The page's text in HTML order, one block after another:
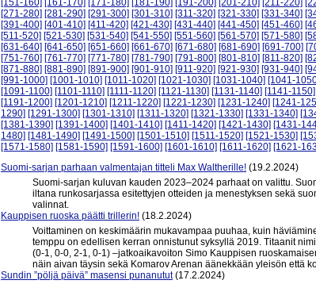
[151-160] [161-170] [171-180] [181-190] [191-200] [201-210] [211-220]
[271-280] [281-290] [291-300] [301-310] [311-320] [321-330] [331-340]
[391-400] [401-410] [411-420] [421-430] [431-440] [441-450] [451-460]
[511-520] [521-530] [531-540] [541-550] [551-560] [561-570] [571-580]
[631-640] [641-650] [651-660] [661-670] [671-680] [681-690] [691-700]
[751-760] [761-770] [771-780] [781-790] [791-800] [801-810] [811-820]
[871-880] [881-890] [891-900] [901-910] [911-920] [921-930] [931-940]
[991-1000] [1001-1010] [1011-1020] [1021-1030] [1031-1040] [1041-
[1091-1100] [1101-1110] [1111-1120] [1121-1130] [1131-1140] [1141-1150]
[1191-1200] [1201-1210] [1211-1220] [1221-1230] [1231-1240] [1241-
1290] [1291-1300] [1301-1310] [1311-1320] [1321-1330] [1331-1340]
[1381-1390] [1391-1400] [1401-1410] [1411-1420] [1421-1430] [1431-
1480] [1481-1490] [1491-1500] [1501-1510] [1511-1520] [1521-1530]
[1571-1580] [1581-1590] [1591-1600] [1601-1610] [1611-1620] [1621-
Suomi-sarjan parhaan valmentajan titteli Max Waltherille! (19.2.2024)
Suomi-sarjan kuluvan kauden 2023–2024 parhaat on valittu.
iltana runkosarjassa esitettyjen otteiden ja menestyksen sekä
valinnat.
Kauppisen ruoska päätti trillerin! (18.2.2024)
Voittaminen on keskimäärin mukavampaa puuhaa, kuin
temppu on edellisen kerran onnistunut syksyllä 2019. Titaanit
(0-1, 0-0, 2-1, 0-1) –jatkoaikavoiton Simo Kauppisen
näin aivan täysin sekä Komarov Arenan äänekkään yleisön että
Sundin ”pöljä päivä” masensi punanutut (17.2.2024)